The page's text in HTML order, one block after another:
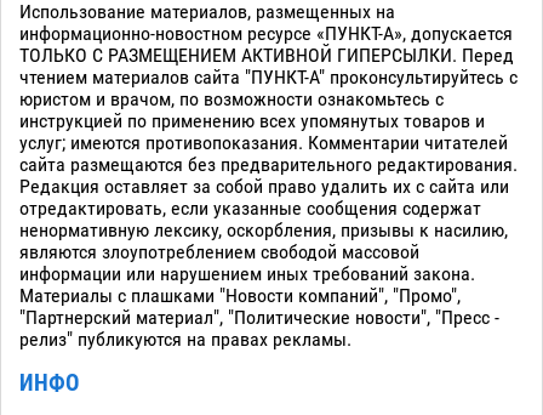
Использование материалов, размещенных на
информационно-новостном ресурсе «ПУНКТ-А», допускается
ТОЛЬКО С РАЗМЕЩЕНИЕМ АКТИВНОЙ ГИПЕРСЫЛКИ. Перед
чтением материалов сайта "ПУНКТ-А" проконсультируйтесь с
юристом и врачом, по возможности ознакомьтесь с
инструкцией по применению всех упомянутых товаров и
услуг; имеются противопоказания. Комментарии читателей
сайта размещаются без предварительного редактирования.
Редакция оставляет за собой право удалить их с сайта или
отредактировать, если указанные сообщения содержат
ненормативную лексику, оскорбления, призывы к насилию,
являются злоупотреблением свободой массовой
информации или нарушением иных требований закона.
Материалы с плашками "Новости компаний", "Промо",
"Партнерский материал", "Политические новости", "Пресс -
релиз" публикуются на правах рекламы.
ИНФО